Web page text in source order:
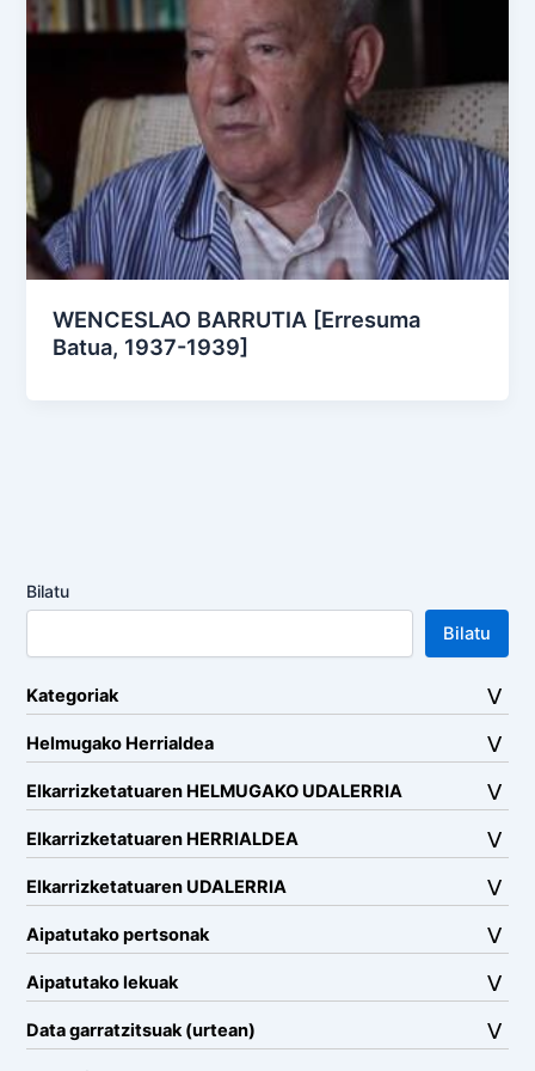
WENCESLAO BARRUTIA [Erresuma
Batua, 1937-1939]
Bilatu
Bilatu
Kategoriak
Helmugako Herrialdea
Elkarrizketatuaren HELMUGAKO UDALERRIA
Elkarrizketatuaren HERRIALDEA
Elkarrizketatuaren UDALERRIA
Aipatutako pertsonak
Aipatutako lekuak
Data garratzitsuak (urtean)